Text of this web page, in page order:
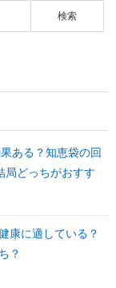
ある？知恵袋の回
局どっちがおすす
康に適している？
？